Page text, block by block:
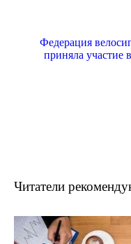
Федерация
приняла участие
Читатели